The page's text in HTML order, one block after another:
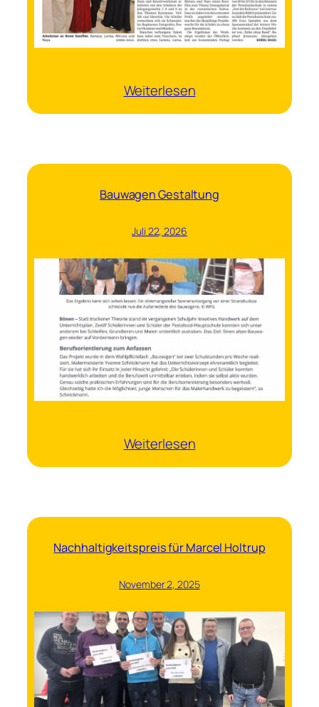
Weiterlesen:
Rand
Bauwagen Gestaltung
Juli 22, 2026
Weiterlesen:
Nachhaltigkeitspreis für Marcel Holtrup
November 2, 2025